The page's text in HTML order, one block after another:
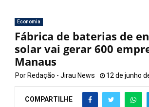
Economia
Fábrica de baterias de
solar vai gerar 600
Manaus
Por Redação - Jirau News 12 de junho
COMPARTILHE